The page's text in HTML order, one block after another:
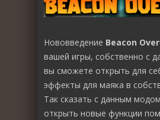
Нововведение Beacon
вашей игры, собственно с
вы сможете открыть для
эффекты для маяка в
Так сказать с данным
открыть новые функции